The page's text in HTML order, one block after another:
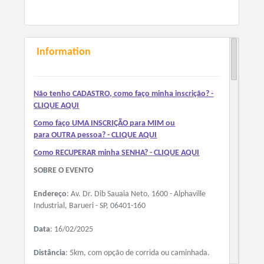
Information
Não tenho CADASTRO, como faço minha inscrição? -
CLIQUE AQUI
Como faço UMA INSCRIÇÃO para MIM ou
para OUTRA pessoa? - CLIQUE AQUI
Como RECUPERAR minha SENHA? - CLIQUE AQUI
SOBRE O EVENTO
Endereço: Av. Dr. Dib Sauaia Neto, 1600 - Alphaville
Industrial, Barueri - SP, 06401-160
Data: 16/02/2025
Distância: 5km, com opção de corrida ou caminhada.